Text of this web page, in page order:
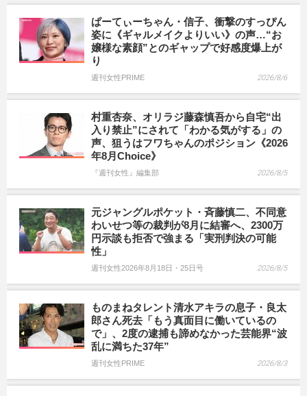
ぱーてぃーちゃん・信子、衝撃のすっぴん
姿に《ギャルメイクよりいい》の声…“お
嬢様な素顔”とのギャップで好感度爆上が
り
週刊女性PRIME 2026/8/6
村重杏奈、オリラジ藤森慎吾から自宅“出
入り禁止”にされて「わかる気がする」の
声、狙うはフワちゃんのポジション《2026
年8月Choice》
『週刊女性』編集部 2026/8/5
元ジャングルポケット・斉藤慎二、不同意
わいせつ等の裁判が8月に結審へ、2300万
円示談も拒否で強まる「実刑判決の可能
性」
週刊女性2026年8月18日・25日号 2026/8/5
ものまねタレント清水アキラの息子・良太
郎さん死去「もう真面目に働いているの
で」、2度の逮捕も諦めなかった芸能界“波
乱に満ちた37年”
週刊女性PRIME 2026/8/3